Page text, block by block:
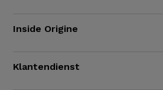
Inside Origine
Klantendienst